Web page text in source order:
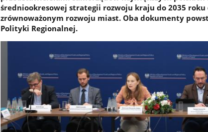
średniookresowej strategii rozwoju kraju do 2035
zrównoważonym rozwoju miast. Oba dokumenty
Polityki Regionalnej.